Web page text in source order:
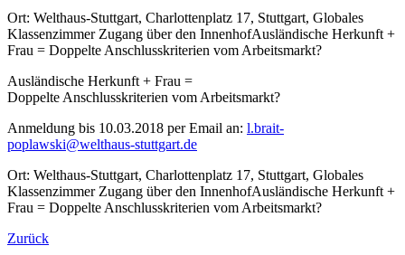
Ort: Welthaus-Stuttgart, Charlottenplatz 17, Stuttgart, Globales
Klassenzimmer Zugang über den InnenhofAusländische Herkunft +
Frau = Doppelte Anschlusskriterien vom Arbeitsmarkt?
Ausländische Herkunft + Frau =
Doppelte Anschlusskriterien vom Arbeitsmarkt?
Anmeldung bis 10.03.2018 per Email an: l.brait-
poplawski@welthaus-stuttgart.de
Ort: Welthaus-Stuttgart, Charlottenplatz 17, Stuttgart, Globales
Klassenzimmer Zugang über den InnenhofAusländische Herkunft +
Frau = Doppelte Anschlusskriterien vom Arbeitsmarkt?
Zurück